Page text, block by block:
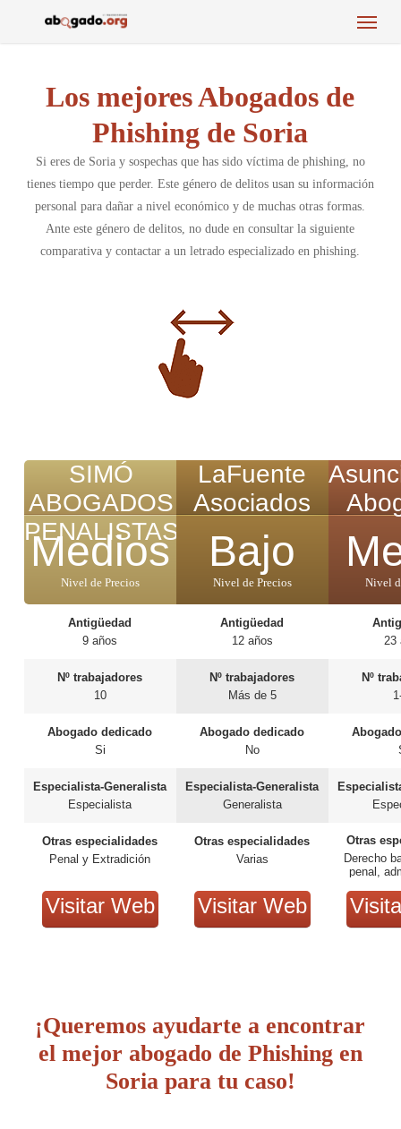
Menu
Los mejores Abogados de
Phishing de Soria
Si eres de Soria y sospechas que has sido víctima de phishing, no
tienes tiempo que perder. Este género de delitos usan su información
personal para dañar a nivel económico y de muchas otras formas.
Ante este género de delitos, no dude en consultar la siguiente
comparativa y contactar a un letrado especializado en phishing.
SIMÓ
ABOGADOS
PENALISTAS
Medios
Nivel de Precios
Antigüedad
9 años
Nº trabajadores
10
Abogado dedicado
Si
Especialista-Generalista
Especialista
Otras especialidades
Penal y Extradición
Visitar Web
LaFuente
Asociados
Bajo
Nivel de Precios
Antigüedad
12 años
Nº trabajadores
Más de 5
Abogado dedicado
No
Especialista-Generalista
Generalista
Otras especialidades
Varias
Visitar Web
Nivel
23
Nº
Otras
Derecho
penal,
¡Queremos ayudarte a encontrar
el mejor abogado de Phishing en
Soria para tu caso!